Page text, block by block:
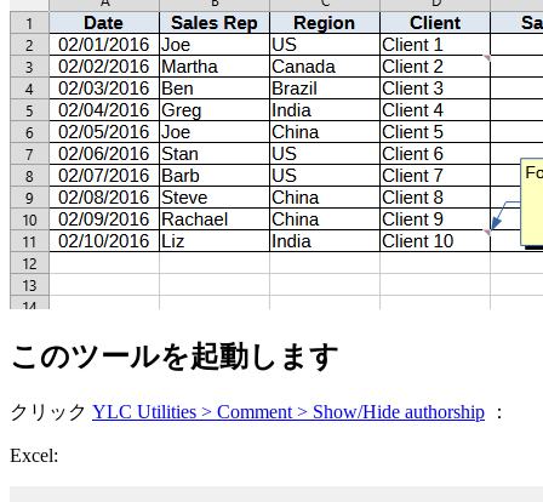
このツールを起動します
クリック YLC Utilities > Comment > Show/Hide authorship ：
Excel: